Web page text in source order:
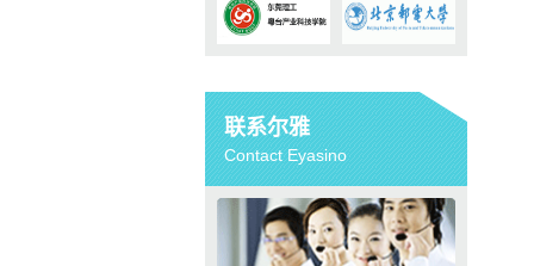
联系尔雅
Contact Eyasino